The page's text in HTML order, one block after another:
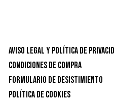
Aviso Legal y Política de
Condiciones de Compra
Formulario de desistimiento
Política de Cookies